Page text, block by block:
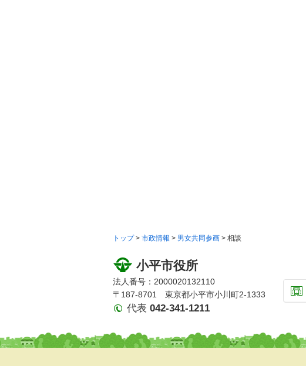
トップ> 市政情報 > 男女共同参画 > 相談
小平市役所
法人番号：2000020132110
〒187-8701 東京都小平市小川町2-1333
代表 042-341-1211